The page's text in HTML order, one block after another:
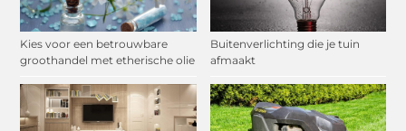
Kies voor een betrouwbare
groothandel met etherische olie
Buitenverlichting die je tuin
afmaakt